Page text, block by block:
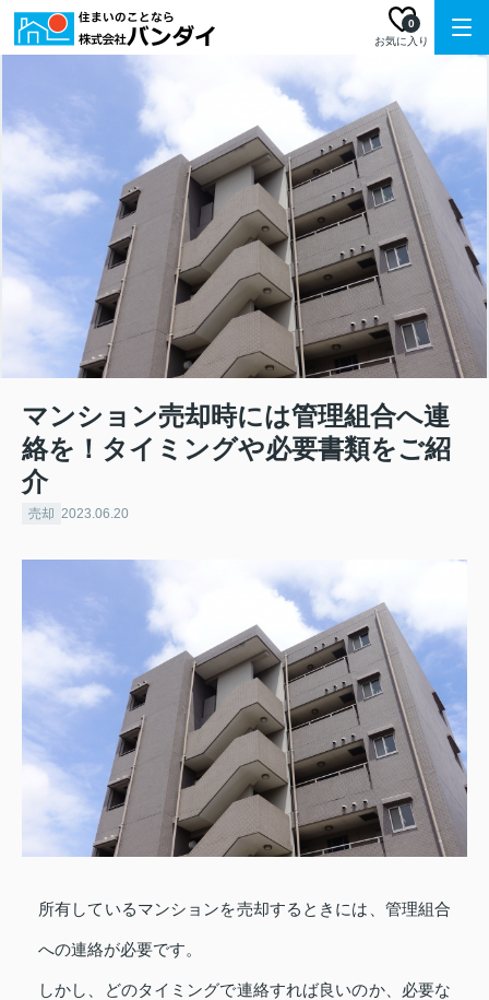
お気に入り
0
マンション売却時には管理組合へ連
絡を！タイミングや必要書類をご紹
介
売却 2023.06.20
所有しているマンションを売却するときには、管理組合
への連絡が必要です。
しかし、どのタイミングで連絡すれば良いのか、必要な